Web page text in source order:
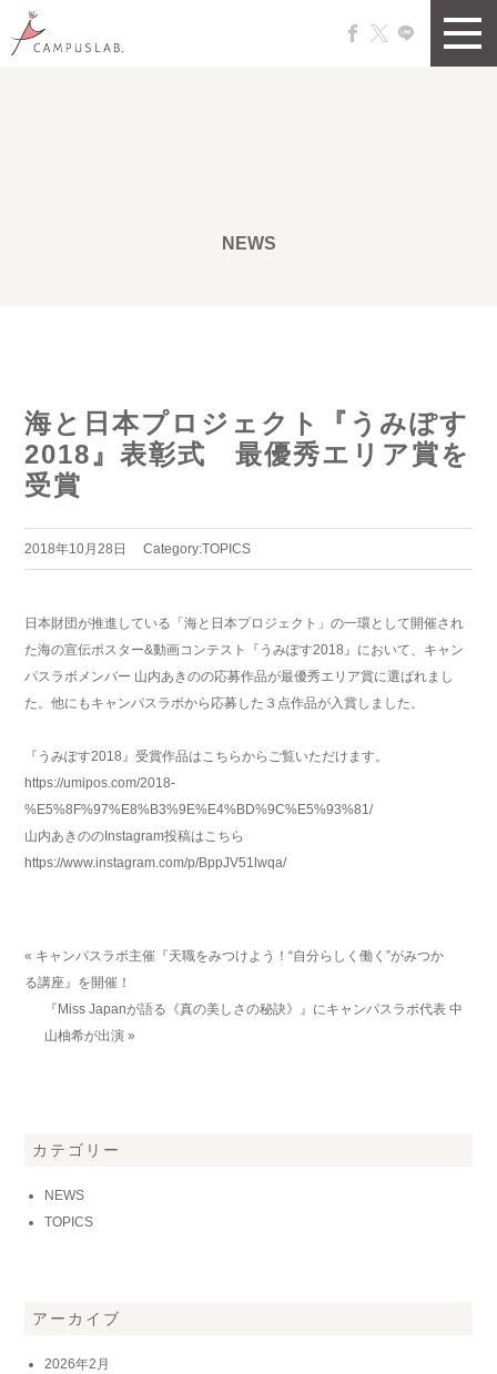
NEWS
海と日本プロジェクト『うみぽす
2018』表彰式 最優秀エリア賞を
受賞
2018年10月28日 Category:TOPICS
日本財団が推進している「海と日本プロジェクト」の一環として開催され
た海の宣伝ポスター&動画コンテスト『うみぽす2018』において、キャン
パスラボメンバー 山内あきのの応募作品が最優秀エリア賞に選ばれまし
た。他にもキャンパスラボから応募した３点作品が入賞しました。
『うみぽす2018』受賞作品はこちらからご覧いただけます。
https://umipos.com/2018-
%E5%8F%97%E8%B3%9E%E4%BD%9C%E5%93%81/
山内あきののInstagram投稿はこちら
https://www.instagram.com/p/BppJV51lwqa/
« キャンパスラボ主催『天職をみつけよう！“自分らしく働く”がみつか
る講座』を開催！
『Miss Japanが語る《真の美しさの秘訣》』にキャンパスラボ代表 中
山柚希が出演 »
カテゴリー
NEWS
TOPICS
アーカイブ
2026年2月